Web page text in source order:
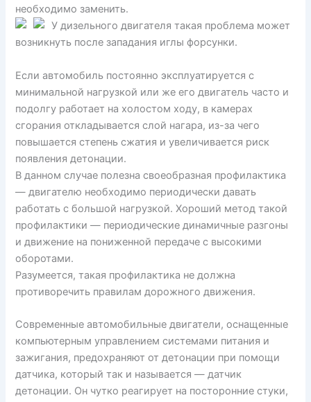
необходимо заменить.
У дизельного двигателя такая проблема может
возникнуть после западания иглы форсунки.
Если автомобиль постоянно эксплуатируется с
минимальной нагрузкой или же его двигатель часто и
подолгу работает на холостом ходу, в камерах
сгорания откладывается слой нагара, из-за чего
повышается степень сжатия и увеличивается риск
появления детонации.
В данном случае полезна своеобразная профилактика
— двигателю необходимо периодически давать
работать с большой нагрузкой. Хороший метод такой
профилактики — периодические динамичные разгоны
и движение на пониженной передаче с высокими
оборотами.
Разумеется, такая профилактика не должна
противоречить правилам дорожного движения.
Современные автомобильные двигатели, оснащенные
компьютерным управлением системами питания и
зажигания, предохраняют от детонации при помощи
датчика, который так и называется — датчик
детонации. Он чутко реагирует на посторонние стуки,